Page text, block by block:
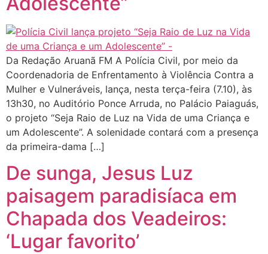
Da Redação Aruanã FM A Polícia Civil, por meio da
Coordenadoria de Enfrentamento à Violência Contra a
Mulher e Vulneráveis, lança, nesta terça-feira (7.10), às
13h30, no Auditório Ponce Arruda, no Palácio Paiaguás,
o projeto “Seja Raio de Luz na Vida de uma Criança e
um Adolescente”. A solenidade contará com a presença
da primeira-dama […]
De sunga, Jesus Luz
paisagem paradisíaca em
Chapada dos Veadeiros:
‘Lugar favorito’